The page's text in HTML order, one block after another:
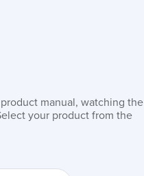
manual, watching the
your product from the